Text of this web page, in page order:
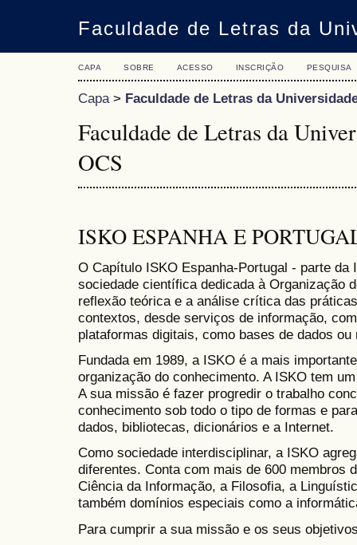
Faculdade de Letras da
CAPA SOBRE ACESSO INSCRIÇÃO PESQUISA
Capa> Faculdade de Letras da
Faculdade de Letras da
OCS
ISKO ESPANHA E
O Capítulo ISKO Espanha-Portugal - parte da
sociedade científicadedicada à Organização
reflexão teórica e a análise crítica das
contextos, desde serviços de informação,
plataformas digitais, como bases de dados ou
Fundada em 1989, a ISKO é a mais
organização do conhecimento. A ISKO tem
A sua missão é fazer progredir o trabalho
conhecimento sob todo o tipo de formas e
dados, bibliotecas, dicionários e a Internet.
Como sociedade interdisciplinar, a ISKO
diferentes. Conta com mais de 600 membros
Ciência da Informação, a Filosofia, a
também domínios especiais como a
Para cumprir a sua missão e os seus